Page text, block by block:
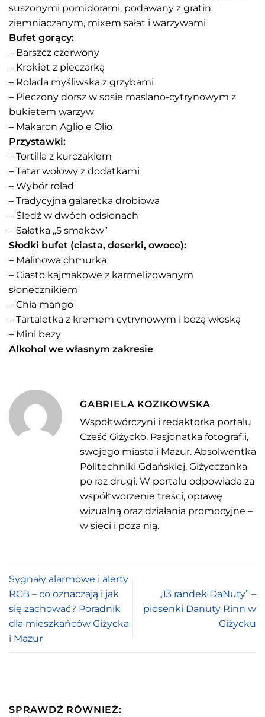
suszonymi pomidorami, podawany z gratin
ziemniaczanym, mixem sałat i warzywami
Bufet gorący:
– Barszcz czerwony
– Krokiet z pieczarką
– Rolada myśliwska z grzybami
– Pieczony dorsz w sosie maślano-cytrynowym z
bukietem warzyw
– Makaron Aglio e Olio
Przystawki:
– Tortilla z kurczakiem
– Tatar wołowy z dodatkami
– Wybór rolad
– Tradycyjna galaretka drobiowa
– Śledź w dwóch odsłonach
– Sałatka „5 smaków”
Słodki bufet (ciasta, deserki, owoce):
– Malinowa chmurka
– Ciasto kajmakowe z karmelizowanym
słonecznikiem
– Chia mango
– Tartaletka z kremem cytrynowym i bezą włoską
– Mini bezy
Alkohol we własnym zakresie
GABRIELA KOZIKOWSKA
Współtwórczyni i redaktorka portalu
Cześć Giżycko. Pasjonatka fotografii,
swojego miasta i Mazur. Absolwentka
Politechniki Gdańskiej, Giżycczanka
po raz drugi. W portalu odpowiada za
współtworzenie treści, oprawę
wizualną oraz działania promocyjne –
w sieci i poza nią.
Sygnały alarmowe i alerty
RCB – co oznaczają i jak
się zachować? Poradnik
dla mieszkańców Giżycka
i Mazur
„13 randek DaNuty” –
piosenki Danuty Rinn w
Giżycku
SPRAWDŹ RÓWNIEŻ: